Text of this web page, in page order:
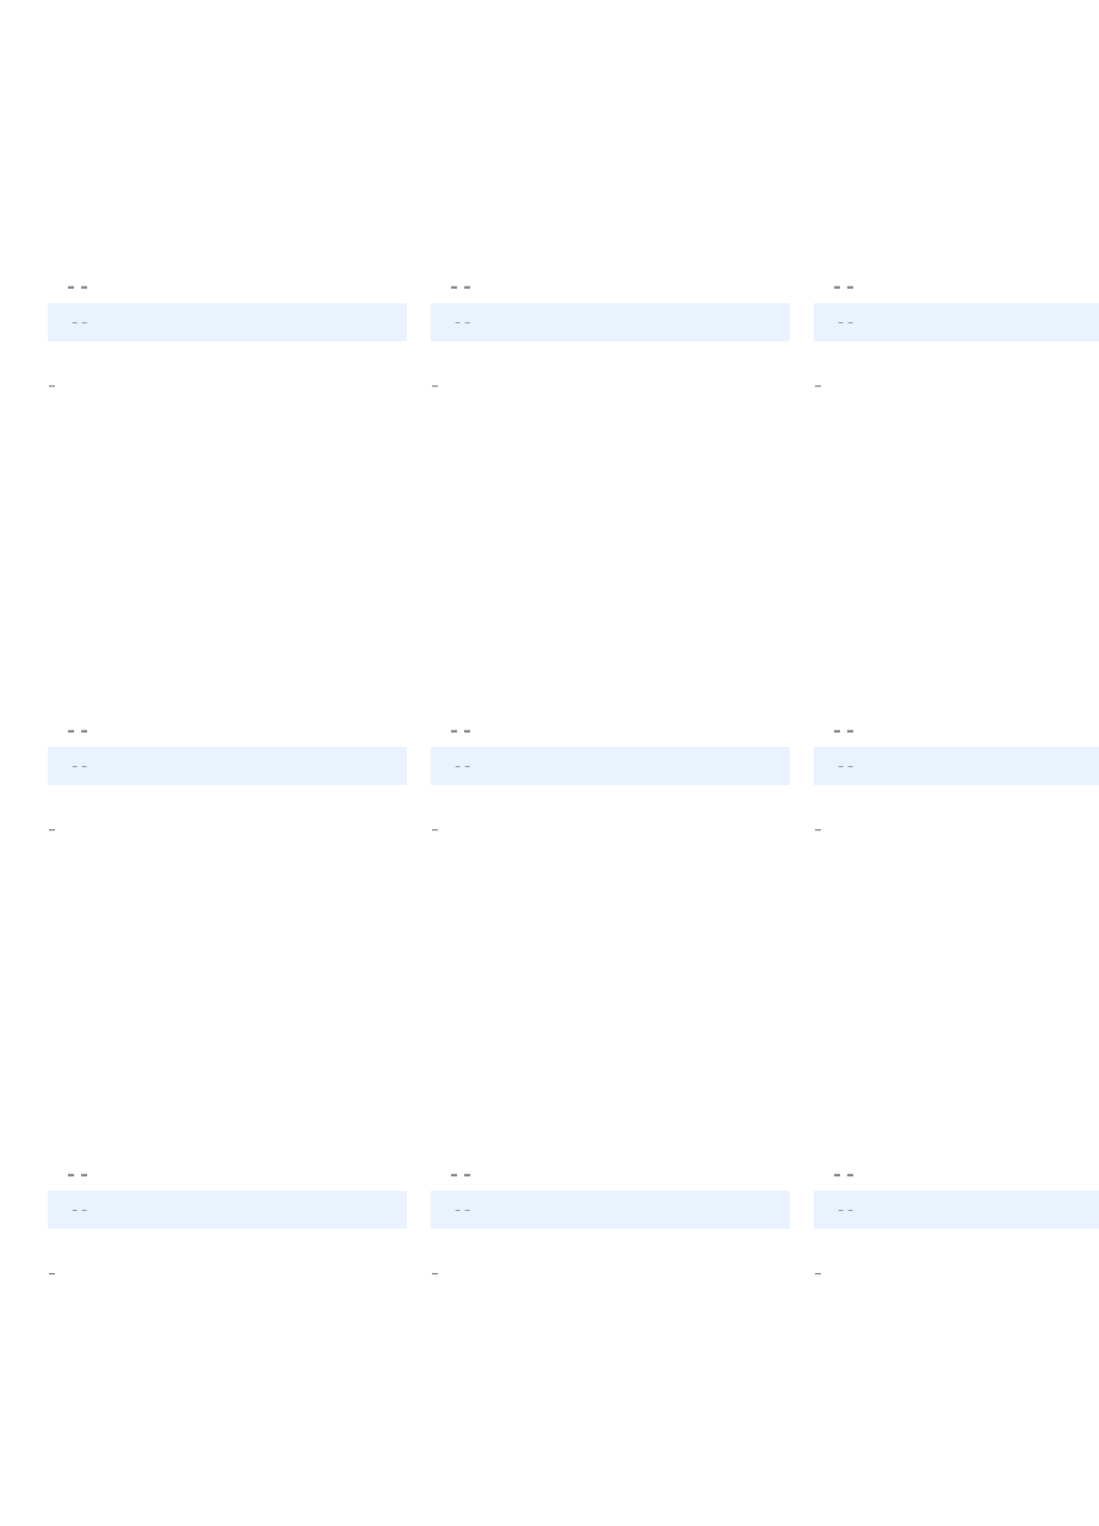
- -
- -
- -
- -
- -
- -
-
- -
- -
-
- -
- -
-
- -
- -
-
- -
- -
-
- -
- -
-
- -
- -
- - -